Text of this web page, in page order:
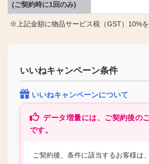
(ご契約時に1回のみ)
※上記金額に物品サービス税（GST）10%を
いいねキャンペーン条件
いいねキャンペーンについて
データ増量には、ご契約後の
です。
ご契約後、条件に該当するお客様は